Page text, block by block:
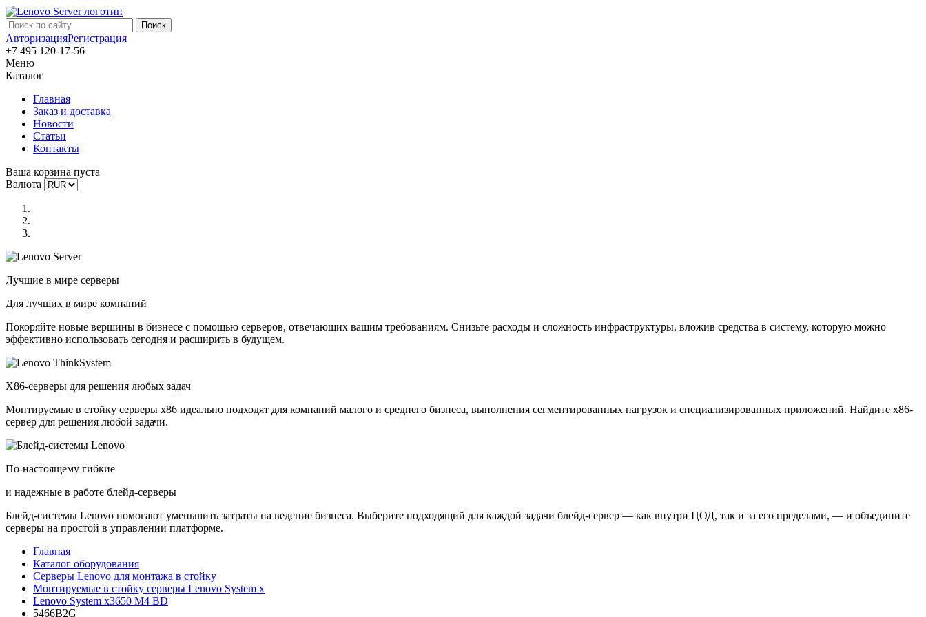
АвторизацияРегистрация
+7 495 120-17-56
Меню
Каталог
Главная
Заказ и доставка
Новости
Статьи
Контакты
Ваша корзина пуста
Валюта
Лучшие в мире серверы
Для лучших в мире компаний
Покоряйте новые вершины в бизнесе с помощью серверов, отвечающих вашим требованиям. Снизьте расходы и сложность инфраструктуры, вложив средства в систему, которую можно
эффективно использовать сегодня и расширить в будущем.
X86-серверы для решения любых задач
Монтируемые в стойку серверы x86 идеально подходят для компаний малого и среднего бизнеса, выполнения сегментированных нагрузок и специализированных приложений. Найдите x86-
сервер для решения любой задачи.
По-настоящему гибкие
и надежные в работе блейд-серверы
Блейд-системы Lenovo помогают уменьшить затраты на ведение бизнеса. Выберите подходящий для каждой задачи блейд-сервер — как внутри ЦОД, так и за его пределами, — и объедините
серверы на простой в управлении платформе.
Главная
Каталог оборудования
Серверы Lenovo для монтажа в стойку
Монтируемые в стойку серверы Lenovo System x
Lenovo System x3650 M4 BD
5466B2G